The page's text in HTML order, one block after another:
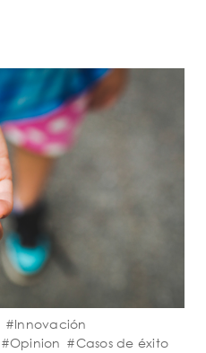
#Innovación
#Opinion #Casos de éxito